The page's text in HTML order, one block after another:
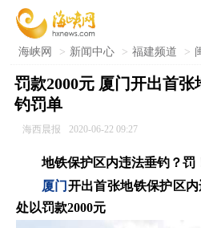
海峡网 > 新闻中心 > 福建频道 >
罚款2000元 厦门开出首
钓罚单
海西晨报 2020-06-22 09:27
地铁保护区内违法垂钓？罚
厦门 开出首张地铁保护区
处以罚款2000元